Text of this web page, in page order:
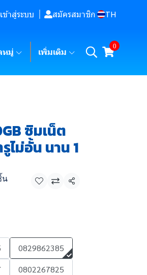
เข้าสู่ระบบ สมัครสมาชิก TH
หมู่ เพิ่มเติม
0
ซิมเน็ต
ไม่อั้น นาน 1
น
แชร์
0829862385
0802267825